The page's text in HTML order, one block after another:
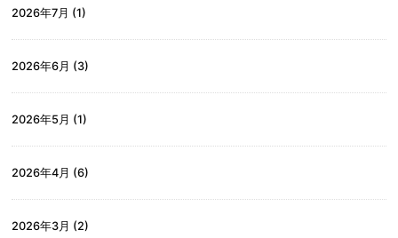
2026年7月 (1)
2026年6月 (3)
2026年5月 (1)
2026年4月 (6)
2026年3月 (2)